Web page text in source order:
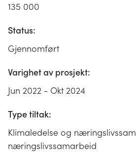
135 000
Status:
Gjennomført
Varighet av prosjekt:
Jun 2022 - Okt 2024
Type tiltak:
Klimaledelse og
næringslivssamarbeid